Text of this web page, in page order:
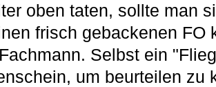
oben taten, sollte man
frisch gebackenen FO
Selbst ein
um beurteilen zu